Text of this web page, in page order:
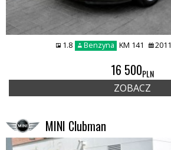
1.8 Benzyna KM 141 2011
16 500PLN
ZOBACZ
MINI Clubman